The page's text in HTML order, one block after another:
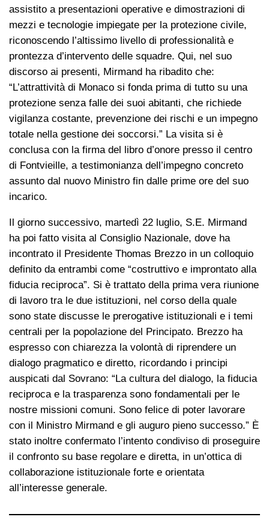
assistito a presentazioni operative e dimostrazioni di
mezzi e tecnologie impiegate per la protezione civile,
riconoscendo l’altissimo livello di professionalità e
prontezza d’intervento delle squadre. Qui, nel suo
discorso ai presenti, Mirmand ha ribadito che:
“L’attrattività di Monaco si fonda prima di tutto su una
protezione senza falle dei suoi abitanti, che richiede
vigilanza costante, prevenzione dei rischi e un impegno
totale nella gestione dei soccorsi.” La visita si è
conclusa con la firma del libro d’onore presso il centro
di Fontvieille, a testimonianza dell’impegno concreto
assunto dal nuovo Ministro fin dalle prime ore del suo
incarico.
Il giorno successivo, martedì 22 luglio, S.E. Mirmand
ha poi fatto visita al Consiglio Nazionale, dove ha
incontrato il Presidente Thomas Brezzo in un colloquio
definito da entrambi come “costruttivo e improntato alla
fiducia reciproca”. Si è trattato della prima vera riunione
di lavoro tra le due istituzioni, nel corso della quale
sono state discusse le prerogative istituzionali e i temi
centrali per la popolazione del Principato. Brezzo ha
espresso con chiarezza la volontà di riprendere un
dialogo pragmatico e diretto, ricordando i principi
auspicati dal Sovrano: “La cultura del dialogo, la fiducia
reciproca e la trasparenza sono fondamentali per le
nostre missioni comuni. Sono felice di poter lavorare
con il Ministro Mirmand e gli auguro pieno successo.” È
stato inoltre confermato l’intento condiviso di proseguire
il confronto su base regolare e diretta, in un’ottica di
collaborazione istituzionale forte e orientata
all’interesse generale.